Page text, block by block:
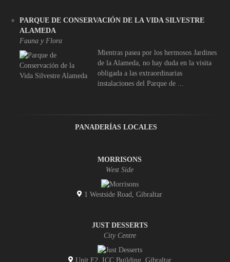
PARQUE DE CONSERVACIÓN DE LA VIDA SILVESTRE
ALAMEDA
Fauna y Flora
Mientras pasea por los hermosos Jardines
de la Alameda, no hay duda en la visita
obligada a las extraordinarias
instalaciones del Parque de ...
PANADERÍAS LOCALES
MORRISONS
West Side
1 Westside Road, Gibraltar
JUST DESSERTS
City Centre
Unit F2, ICC Building, Gibraltar